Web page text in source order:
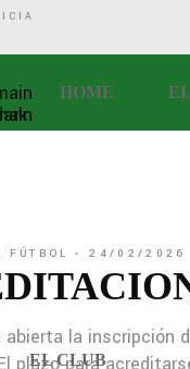
HOME
EL CLUB
FÚTBOL 24/02/2026
abierta la inscripción